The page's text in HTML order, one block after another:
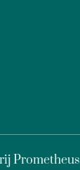
Prometheus